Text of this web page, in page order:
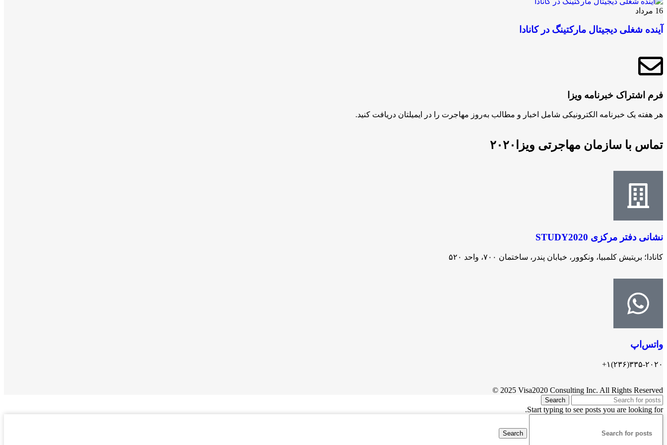
16 مرداد
آینده شغلی دیجیتال مارکتینگ در کانادا
فرم اشتراک خبرنامه ویزا
هر هفته یک خبرنامه الکترونیکی شامل اخبار و مطالب به‌روز مهاجرت را در ایمیلتان دریافت کنید.
تماس با سازمان مهاجرتی ویزا۲۰۲۰​
نشانی دفتر مرکزی STUDY2020
کانادا؛ بریتیش کلمبیا، ونکوور، خیابان پندر، ساختمان ۷۰۰، واحد ۵۲۰
واتس‌اپ
۳۳۵-۲۰۲۰(۲۳۶)۱+
© 2025 Visa2020 Consulting Inc. All Rights Reserved
Search
Start typing to see posts you are looking for.
Search